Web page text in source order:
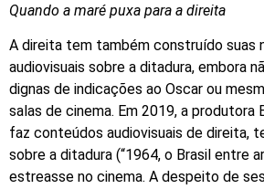
Quando a maré puxa para a direita
A direita tem também construído suas
audiovisuais sobre a ditadura, embora
dignas de indicações ao Oscar ou
salas de cinema. Em 2019, a produtora
faz conteúdos audiovisuais de direita,
sobre a ditadura (“1964, o Brasil entre
estreasse no cinema. A despeito de